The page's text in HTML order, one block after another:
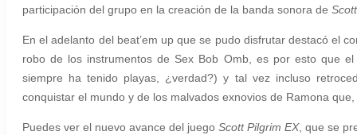
participación del grupo en la creación de la banda sonora de
En el adelanto del beat’em up que se pudo disfrutar destacó el
robo de los instrumentos de Sex Bob Omb, es por esto que
siempre ha tenido playas, ¿verdad?) y tal vez incluso
conquistar el mundo y de los malvados exnovios de Ramona
Puedes ver el nuevo avance del juego Scott Pilgrim EX, que se